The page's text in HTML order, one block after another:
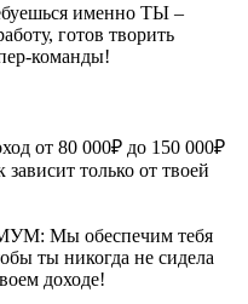
именно ТЫ –
готов творить
команды!
от 80 000₽ до 150 000₽
только от твоей
Мы обеспечим тебя
ты никогда не сидела
доходе!